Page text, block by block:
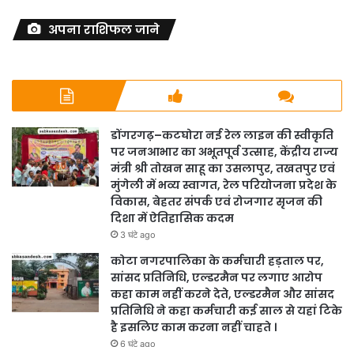
अपना राशिफल जाने
डोंगरगढ़–कटघोरा नई रेल लाइन की स्वीकृति
पर जनआभार का अभूतपूर्व उत्साह, केंद्रीय राज्य
मंत्री श्री तोखन साहू का उसलापुर, तखतपुर एवं
मुंगेली में भव्य स्वागत, रेल परियोजना प्रदेश के
विकास, बेहतर संपर्क एवं रोजगार सृजन की
दिशा में ऐतिहासिक कदम
3 घंटे ago
कोटा नगरपालिका के कर्मचारी हड़ताल पर,
सांसद प्रतिनिधि, एल्डरमैन पर लगाए आरोप
कहा काम नहीं करने देते, एल्डरमैन और सांसद
प्रतिनिधि ने कहा कर्मचारी कई साल से यहां टिके
है इसलिए काम करना नहीं चाहते ।
6 घंटे ago